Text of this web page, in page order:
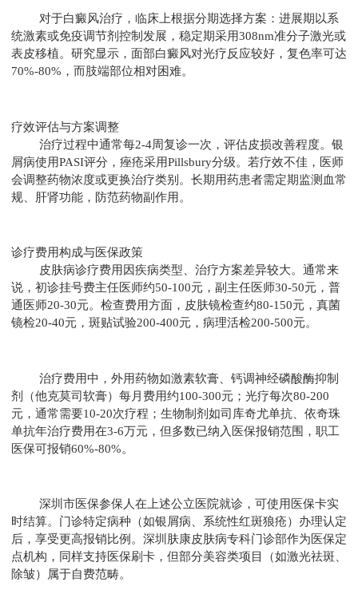
对于白癜风治疗，临床上根据分期选择方案：进展期以系
统激素或免疫调节剂控制发展，稳定期采用308nm准分子激光或
表皮移植。研究显示，面部白癜风对光疗反应较好，复色率可达
70%-80%，而肢端部位相对困难。
疗效评估与方案调整
治疗过程中通常每2-4周复诊一次，评估皮损改善程度。银
屑病使用PASI评分，痤疮采用Pillsbury分级。若疗效不佳，医师
会调整药物浓度或更换治疗类别。长期用药患者需定期监测血常
规、肝肾功能，防范药物副作用。
诊疗费用构成与医保政策
皮肤病诊疗费用因疾病类型、治疗方案差异较大。通常来
说，初诊挂号费主任医师约50-100元，副主任医师30-50元，普
通医师20-30元。检查费用方面，皮肤镜检查约80-150元，真菌
镜检20-40元，斑贴试验200-400元，病理活检200-500元。
治疗费用中，外用药物如激素软膏、钙调神经磷酸酶抑制
剂（他克莫司软膏）每月费用约100-300元；光疗每次80-200
元，通常需要10-20次疗程；生物制剂如司库奇尤单抗、依奇珠
单抗年治疗费用在3-6万元，但多数已纳入医保报销范围，职工
医保可报销60%-80%。
深圳市医保参保人在上述公立医院就诊，可使用医保卡实
时结算。门诊特定病种（如银屑病、系统性红斑狼疮）办理认定
后，享受更高报销比例。深圳肤康皮肤病专科门诊部作为医保定
点机构，同样支持医保刷卡，但部分美容类项目（如激光祛斑、
除皱）属于自费范畴。